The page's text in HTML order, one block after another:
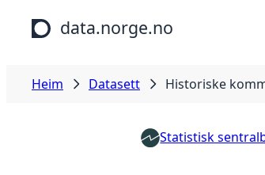
Hopp til hovudinnhald
data.norge.no
Heim Datasett Historiske
Statistisk